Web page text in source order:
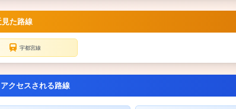
た路線
宇都宮線
クセスされる路線